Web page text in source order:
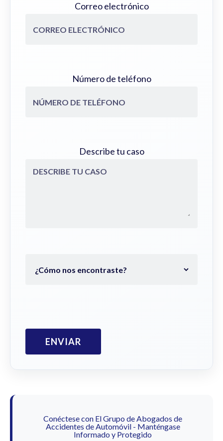
Correo electrónico
Número de teléfono
Describe tu caso
Conéctese con El Grupo de Abogados de
Accidentes de Automóvil - Manténgase
Informado y Protegido